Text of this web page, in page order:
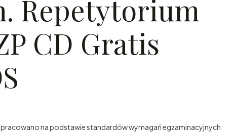
Repetytorium
CD Gratis
na podstawie standardów wymagań egzaminacyjnych